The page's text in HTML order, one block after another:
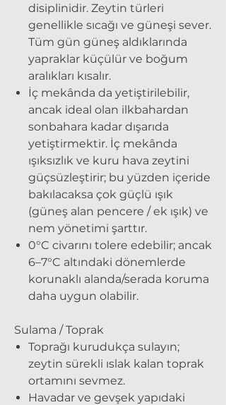
disiplinidir. Zeytin türleri
genellikle sıcağı ve güneşi sever.
Tüm gün güneş aldıklarında
yapraklar küçülür ve boğum
aralıkları kısalır.
İç mekânda da yetiştirilebilir,
ancak ideal olan ilkbahardan
sonbahara kadar dışarıda
yetiştirmektir. İç mekânda
ışıksızlık ve kuru hava zeytini
güçsüzleştirir; bu yüzden içeride
bakılacaksa çok güçlü ışık
(güneş alan pencere / ek ışık) ve
nem yönetimi şarttır.
0°C civarını tolere edebilir; ancak
6–7°C altındaki dönemlerde
korunaklı alanda/serada koruma
daha uygun olabilir.
Sulama / Toprak
Toprağı kurudukça sulayın;
zeytin sürekli ıslak kalan toprak
ortamını sevmez.
Havadar ve gevşek yapıdaki